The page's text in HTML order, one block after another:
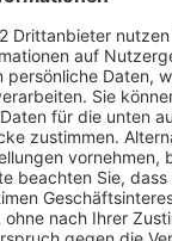
SEITEN
Vereinsmitarbeiter